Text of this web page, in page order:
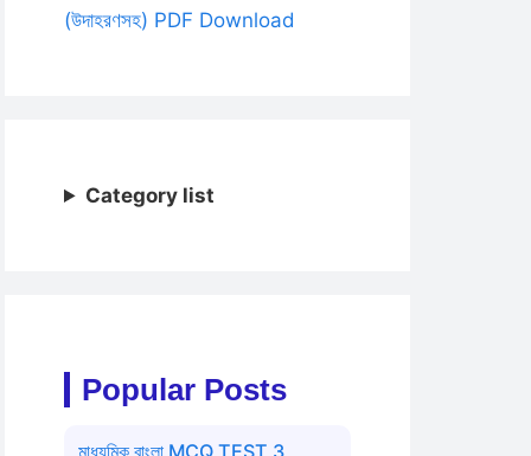
(উদাহরণসহ) PDF Download
Category list
Popular Posts
মাধ্যমিক বাংলা MCQ TEST 3